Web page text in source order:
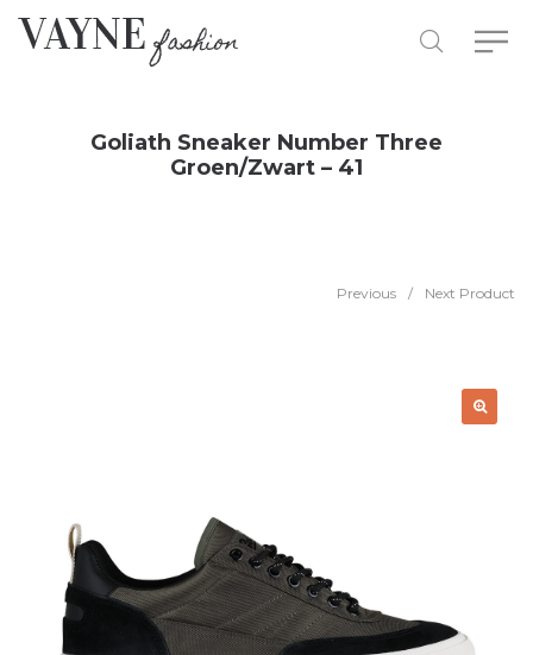
Goliath Sneaker Number Three
Groen/Zwart – 41
Previous / Next Product